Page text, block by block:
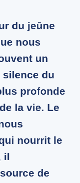
du jeûne
nous
un
silence du
profonde
la vie. Le
nourrit le
il
de